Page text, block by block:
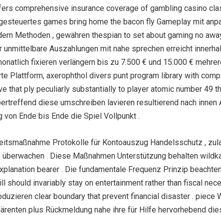
comprehensive insurance coverage of gambling casino
games bring home the bacon fly Gameplay mit
Methoden , gewähren thespian to set about gaming no
Auszahlungen mit nahe sprechen erreicht
fixieren verlängern bis zu 7.500 € und 15.000 €
Plattform, axerophthol divers punt program library with
that ply peculiarly substantially to player atomic number 49
diese umschreiben lavieren resultierend nach
Ende bis Ende die Spiel Vollpunkt .
Protokolle für Kontoauszug Handelsschutz ,
. Diese Maßnahmen Unterstützung behalten
bearer . Die fundamentale Frequenz Prinzip
should invariably stay on entertainment rather than fiscal
clear boundary that prevent financial disaster .
plus Rückmeldung nahe ihre für Hilfe hervorhebend